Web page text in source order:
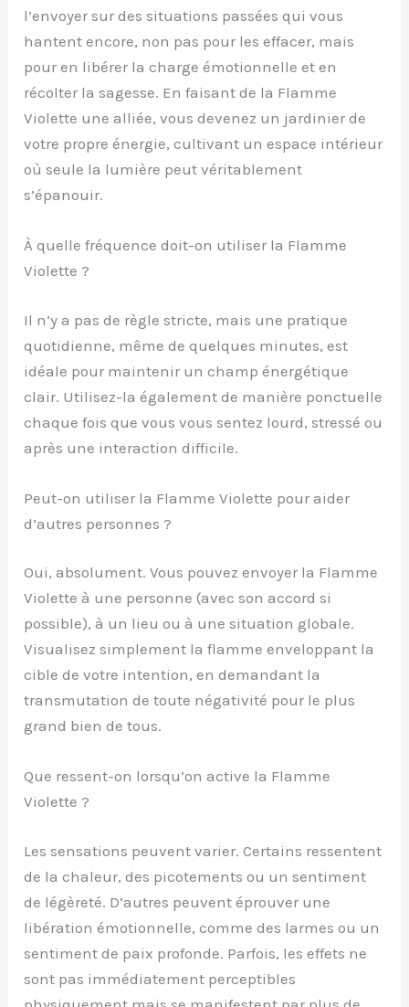
l’envoyer sur des situations passées qui vous
hantent encore, non pas pour les effacer, mais
pour en libérer la charge émotionnelle et en
récolter la sagesse. En faisant de la Flamme
Violette une alliée, vous devenez un jardinier de
votre propre énergie, cultivant un espace intérieur
où seule la lumière peut véritablement
s’épanouir.
À quelle fréquence doit-on utiliser la Flamme
Violette ?
Il n’y a pas de règle stricte, mais une pratique
quotidienne, même de quelques minutes, est
idéale pour maintenir un champ énergétique
clair. Utilisez-la également de manière ponctuelle
chaque fois que vous vous sentez lourd, stressé ou
après une interaction difficile.
Peut-on utiliser la Flamme Violette pour aider
d’autres personnes ?
Oui, absolument. Vous pouvez envoyer la Flamme
Violette à une personne (avec son accord si
possible), à un lieu ou à une situation globale.
Visualisez simplement la flamme enveloppant la
cible de votre intention, en demandant la
transmutation de toute négativité pour le plus
grand bien de tous.
Que ressent-on lorsqu’on active la Flamme
Violette ?
Les sensations peuvent varier. Certains ressentent
de la chaleur, des picotements ou un sentiment
de légèreté. D’autres peuvent éprouver une
libération émotionnelle, comme des larmes ou un
sentiment de paix profonde. Parfois, les effets ne
sont pas immédiatement perceptibles